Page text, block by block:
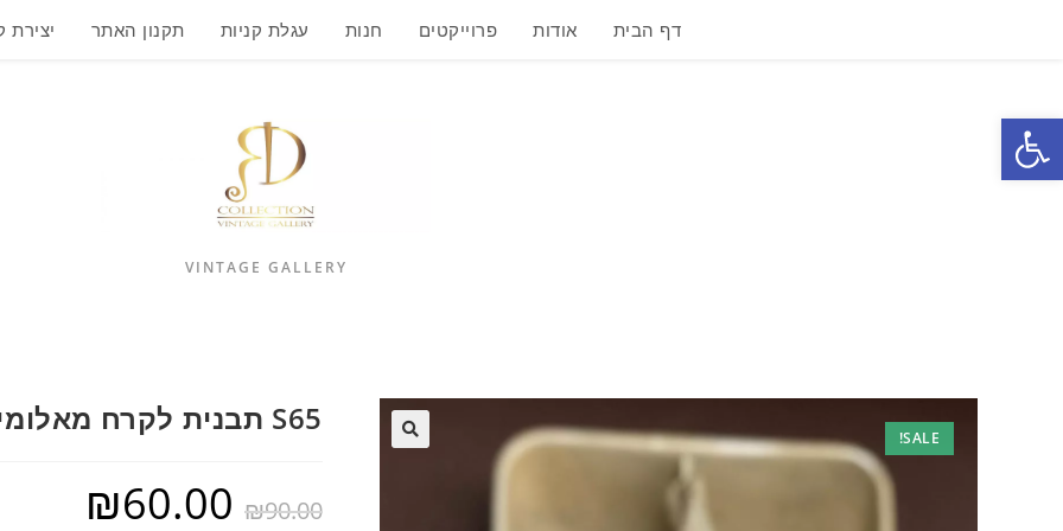
פתח סרגל נגישות
דף הבית אודות פרוייקטים חנות עגלת קניות תקנון האתר יצירת
VINTAGE GALLERY
SALE!
S65 תבנית לקרח מאלומיניום
₪90.00
₪60.00